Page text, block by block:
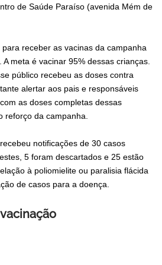
de Saúde Paraíso (avenida Mém de
receber as vacinas da campanha
meta é vacinar 95% dessas crianças.
público recebeu as doses contra
alertar aos pais e responsáveis
as doses completas dessas
reforço da campanha.
notificações de 30 casos
5 foram descartados e 25 estão
à poliomielite ou paralisia flácida
de casos para a doença.